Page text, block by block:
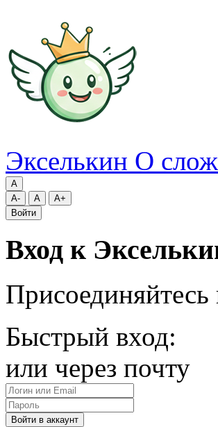
Экселькин О
A
A-
A
A+
Войти
Вход к
Быстрый вход:
или через почту
Войти в аккаунт